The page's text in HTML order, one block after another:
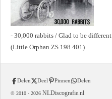
- 30,000 rabbits / Glad to be different
(Little Orphan ZS 198 401)
Delen Deel Pinnen Delen
© 2010 - 2026 NLDiscografie.nl